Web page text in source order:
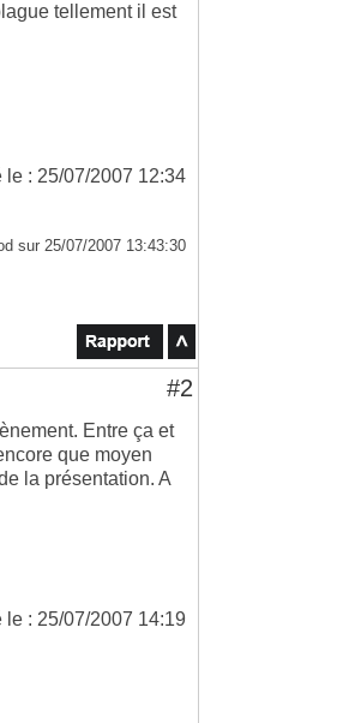
tellement il est
le : 25/07/2007 12:34
sur 25/07/2007 13:43:30
#2
Entre ça et
que moyen
la présentation. A
le : 25/07/2007 14:19